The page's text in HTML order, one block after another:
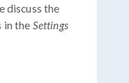
discuss the
in the Settings